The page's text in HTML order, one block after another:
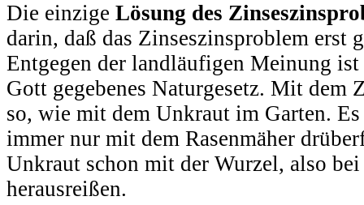
Die einzige Lösung des
darin, daß das Zinseszinsproblem erst
Entgegen der landläufigen Meinung
Gott gegebenes Naturgesetz. Mit dem
so, wie mit dem Unkraut im Garten.
immer nur mit dem Rasenmäher
Unkraut schon mit der Wurzel, also
herausreißen.